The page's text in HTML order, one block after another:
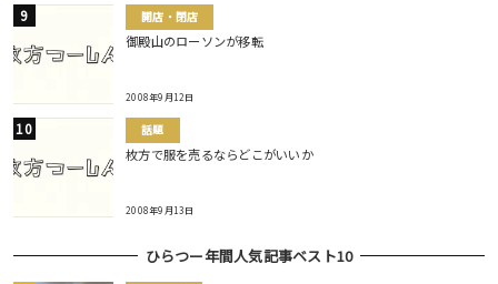
開店・閉店
御殿山のローソンが移転
2008年9月12日
話題
枚方で服を売るならどこがいいか
2008年9月13日
ひらつー年間人気記事ベスト10